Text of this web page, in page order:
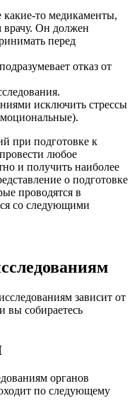
то медикаменты,
врачу. Он должен
перед
отказ от
исключить стрессы
при подготовке к
любое
и получить наиболее
о подготовке
проводятся в
со следующими
зависит от
вы собираетесь
органов
по следующему